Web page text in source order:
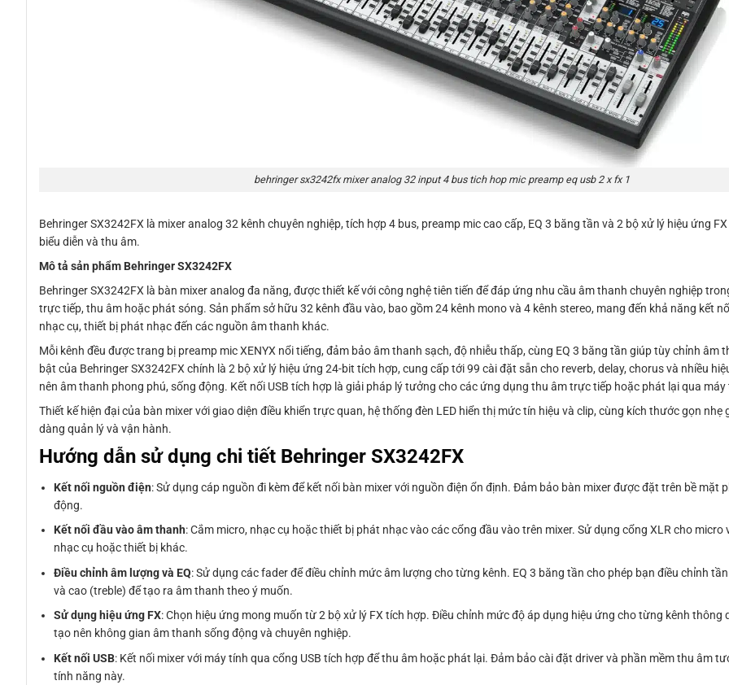
behringer sx3242fx mixer analog 32 input 4 bus tich hop mic preamp eq usb 2 x fx 1
Behringer SX3242FX là mixer analog 32 kênh chuyên nghiệp, tích hợp 4 bus, preamp mic cao cấp, EQ 3 băng tần và 2 bộ xử lý hiệu ứng
biểu diễn và thu âm.
Mô tả sản phẩm Behringer SX3242FX
Behringer SX3242FX là bàn mixer analog đa năng, được thiết kế với công nghệ tiên tiến để đáp ứng nhu cầu âm thanh chuyên nghiệp
trực tiếp, thu âm hoặc phát sóng. Sản phẩm sở hữu 32 kênh đầu vào, bao gồm 24 kênh mono và 4 kênh stereo, mang đến khả năng kết
nhạc cụ, thiết bị phát nhạc đến các nguồn âm thanh khác.
Mỗi kênh đều được trang bị preamp mic XENYX nổi tiếng, đảm bảo âm thanh sạch, độ nhiễu thấp, cùng EQ 3 băng tần giúp tùy chỉnh âm
bật của Behringer SX3242FX chính là 2 bộ xử lý hiệu ứng 24-bit tích hợp, cung cấp tới 99 cài đặt sẵn cho reverb, delay, chorus và nhiều
nên âm thanh phong phú, sống động. Kết nối USB tích hợp là giải pháp lý tưởng cho các ứng dụng thu âm trực tiếp hoặc phát lại qua máy
Thiết kế hiện đại của bàn mixer với giao diện điều khiển trực quan, hệ thống đèn LED hiển thị mức tín hiệu và clip, cùng kích thước gọn nhẹ
dàng quản lý và vận hành.
Hướng dẫn sử dụng chi tiết Behringer SX3242FX
Kết nối nguồn điện: Sử dụng cáp nguồn đi kèm để kết nối bàn mixer với nguồn điện ổn định. Đảm bảo bàn mixer được đặt trên bề mặt
động.
Kết nối đầu vào âm thanh: Cắm micro, nhạc cụ hoặc thiết bị phát nhạc vào các cổng đầu vào trên mixer. Sử dụng cổng XLR cho micro
nhạc cụ hoặc thiết bị khác.
Điều chỉnh âm lượng và EQ: Sử dụng các fader để điều chỉnh mức âm lượng cho từng kênh. EQ 3 băng tần cho phép bạn điều chỉnh
và cao (treble) để tạo ra âm thanh theo ý muốn.
Sử dụng hiệu ứng FX: Chọn hiệu ứng mong muốn từ 2 bộ xử lý FX tích hợp. Điều chỉnh mức độ áp dụng hiệu ứng cho từng kênh thông
tạo nên không gian âm thanh sống động và chuyên nghiệp.
Kết nối USB: Kết nối mixer với máy tính qua cổng USB tích hợp để thu âm hoặc phát lại. Đảm bảo cài đặt driver và phần mềm thu âm
tính năng này.